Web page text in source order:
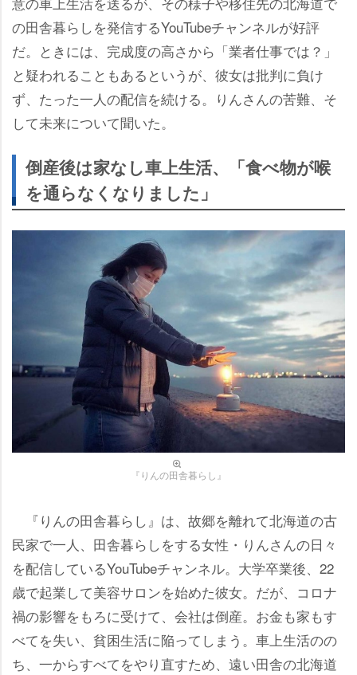
の田舎暮らしを発信するYouTubeチャンネルが好評
だ。ときには、完成度の高さから「業者仕事では？」
と疑われることもあるというが、彼女は批判に負け
ず、たった一人の配信を続ける。りんさんの苦難、そ
して未来について聞いた。
倒産後は家なし車上生活、「食べ物が喉
を通らなくなりました」
『りんの田舎暮らし』
『りんの田舎暮らし』は、故郷を離れて北海道の古
民家で一人、田舎暮らしをする女性・りんさんの日々
を配信しているYouTubeチャンネル。大学卒業後、22
歳で起業して美容サロンを始めた彼女。だが、コロナ
禍の影響をもろに受けて、会社は倒産。お金も家もす
べてを失い、貧困生活に陥ってしまう。車上生活のの
ち、一からすべてをやり直すため、遠い田舎の北海道